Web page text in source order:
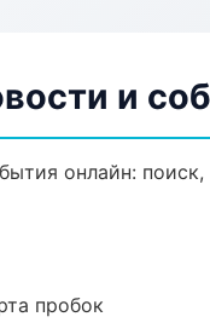
и
онлайн:
пробок